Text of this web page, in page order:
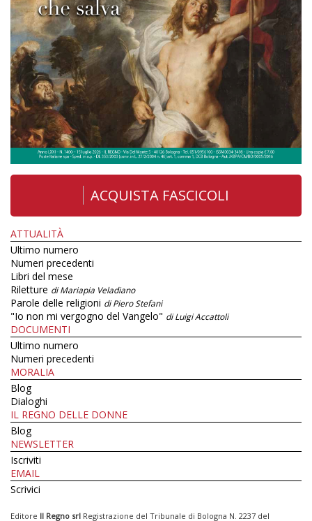
ACQUISTA FASCICOLI
ATTUALITÀ
Ultimo numero
Numeri precedenti
Libri del mese
Riletture di Mariapia Veladiano
Parole delle religioni di Piero Stefani
"Io non mi vergogno del Vangelo" di Luigi Accattoli
DOCUMENTI
Ultimo numero
Numeri precedenti
MORALIA
Blog
Dialoghi
IL REGNO DELLE DONNE
Blog
NEWSLETTER
Iscriviti
EMAIL
Scrivici
Editore Il Regno srl Registrazione del Tribunale di Bologna N. 2237 del